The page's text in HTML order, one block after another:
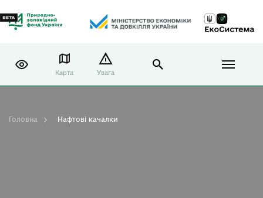
Карта Увага
Головна Нафтові качалки